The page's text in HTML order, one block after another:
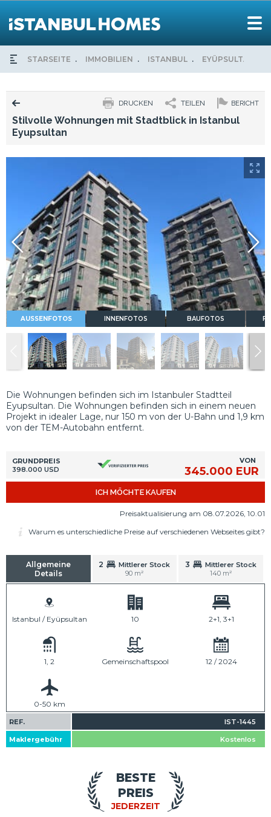
STARSEITE IMMOBILIEN ISTANBUL EYÜPSULTAN
BERICHT
TEILEN
DRUCKEN
Stilvolle Wohnungen mit Stadtblick in Istanbul
Eyupsultan
AUSSENFOTOS INNENFOTOS BAUFOTOS
Die Wohnungen befinden sich im Istanbuler Stadtteil
Eyupsultan. Die Wohnungen befinden sich in einem neuen
Projekt in idealer Lage, nur 150 m von der U-Bahn und 1,9 km
von der TEM-Autobahn entfernt.
GRUNDPREIS
398.000 USD
VON
345.000 EUR
ICH MÖCHTE KAUFEN
Preisaktualisierung am 08.07.2026, 10.01
Warum es unterschiedliche Preise auf verschiedenen Webseites gibt?
Allgemeine
Details
2
Mittlerer Stock
90 m²
3
Mittlerer Stock
140 m²
Istanbul / Eyüpsultan 10 2+1, 3+1
1, 2 Gemeinschaftspool 12 / 2024
0-50 km
REF. IST-1445
Maklergebühr Kostenlos
JEDERZEIT
BESTE
PREIS